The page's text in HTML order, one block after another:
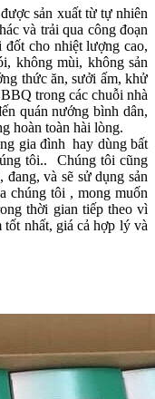
sản xuất từ tự nhiên
và trải qua công đoạn
cho nhiệt lượng cao,
không mùi, không sản
thức ăn, sưởi ấm, khử
trong các chuỗi nhà
quán nướng bình dân,
hoàn toàn hài lòng.
gia đình hay dùng bất
tôi.. Chúng tôi cũng
đang, và sẽ sử dụng sản
chúng tôi , mong muốn
thời gian tiếp theo vì
tốt nhất, giá cả hợp lý và